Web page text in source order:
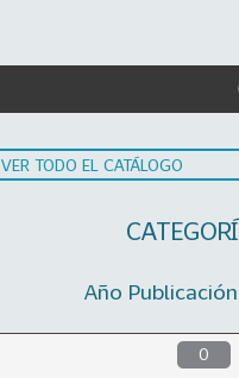
VER TODO EL CATÁLOGO
Año Publicación
0